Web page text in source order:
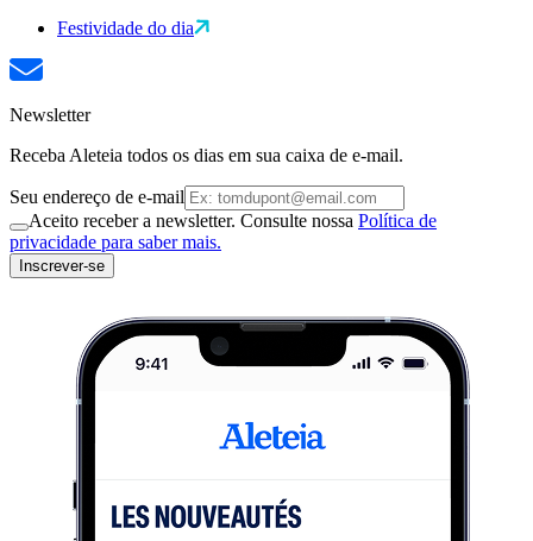
Festividade do dia
Newsletter
Receba Aleteia todos os dias em sua caixa de e-mail.
Seu endereço de e-mail
Aceito receber a newsletter. Consulte nossa Política de
privacidade para saber mais.
Inscrever-se